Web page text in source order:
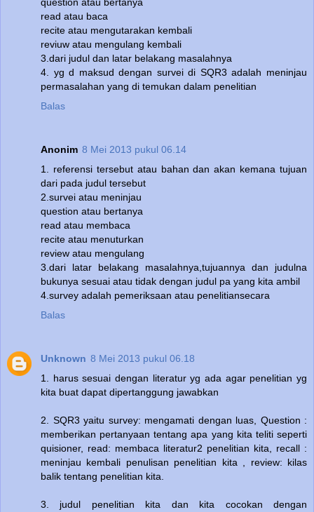
question atau bertanya
read atau baca
recite atau mengutarakan kembali
reviuw atau mengulang kembali
3.dari judul dan latar belakang masalahnya
4. yg d maksud dengan survei di SQR3 adalah meninjau
permasalahan yang di temukan dalam penelitian
Balas
Anonim 8 Mei 2013 pukul 06.14
1. referensi tersebut atau bahan dan akan kemana tujuan
dari pada judul tersebut
2.survei atau meninjau
question atau bertanya
read atau membaca
recite atau menuturkan
review atau mengulang
3.dari latar belakang masalahnya,tujuannya dan judulna
bukunya sesuai atau tidak dengan judul pa yang kita ambil
4.survey adalah pemeriksaan atau penelitiansecara
Balas
Unknown 8 Mei 2013 pukul 06.18
1. harus sesuai dengan literatur yg ada agar penelitian yg
kita buat dapat dipertanggung jawabkan
2. SQR3 yaitu survey: mengamati dengan luas, Question :
memberikan pertanyaan tentang apa yang kita teliti seperti
quisioner, read: membaca literatur2 penelitian kita, recall :
meninjau kembali penulisan penelitian kita , review: kilas
balik tentang penelitian kita.
3. judul penelitian kita dan kita cocokan dengan